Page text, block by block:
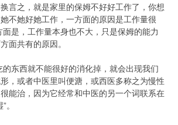
言之，就是家里的保姆不好好工作了，你想
不她好她工作，一方面的原因是工作量很
是，工作量本身也不大，只是保姆的能力
面共有的原因。
西就不能很好的消化掉，就会出现我们
，或者中医里叫便溏，或西医多称之为慢性
能治，因为它经常和中医的另一个词联系在
。